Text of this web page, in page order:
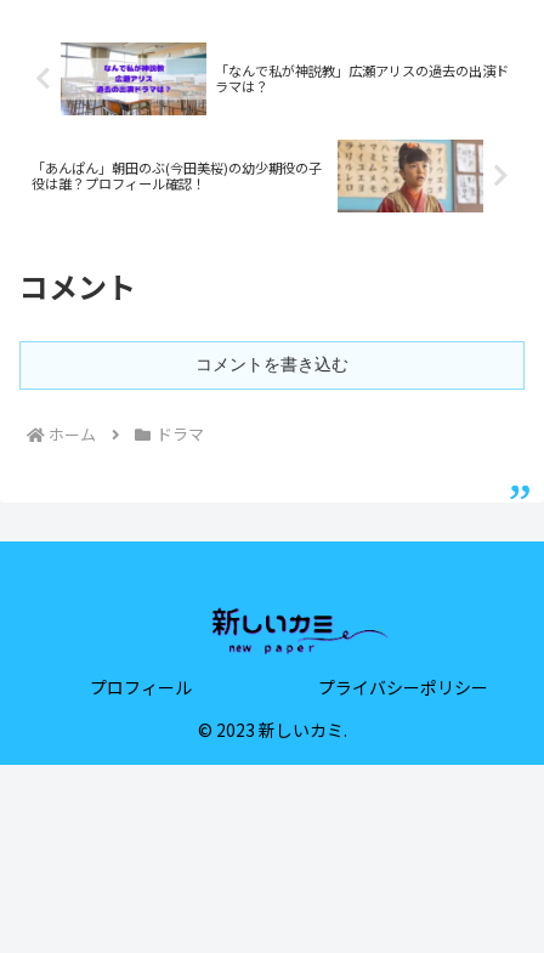
「なんで私が神説教」広瀬アリスの過去の出演ド
ラマは？
「あんぱん」朝田のぶ(今田美桜)の幼少期役の子
役は誰？プロフィール確認！
コメント
コメントを書き込む
ホーム ドラマ
プロフィール
プライバシーポリシー
© 2023 新しいカミ.